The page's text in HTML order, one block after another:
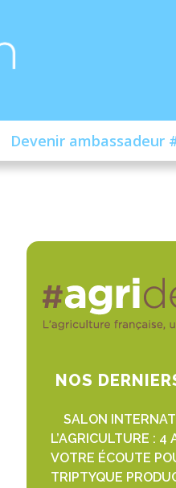
Devenir ambassadeur
NOS
SALON
L’AGRICULTURE : 4
VOTRE ÉCOUTE
TRIPTYQUE